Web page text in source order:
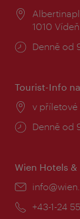
Místo:
1010 Vídeň
Provozní
Denně od
Tourist-Info
Místo:
v příletové
Provozní
Denně od
Wien Hotels &
E-
Telefon:
+43-1-24